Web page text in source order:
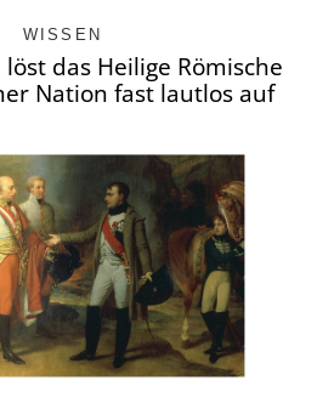
WISSEN
löst das Heilige Römische
Nation fast lautlos auf